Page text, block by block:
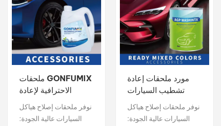
Español
Português
日本語
한국어
بالعربية
ملحقات GONFUMIX
الاحترافية لإعادة
تشطيب السيارات
نوفر ملحقات إصلاح هياكل
السيارات عالية الجودة:
مورد ملحقات إعادة
تشطيب السيارات
الاحترافي AGP
نوفر ملحقات إصلاح هياكل
السيارات عالية الجودة: